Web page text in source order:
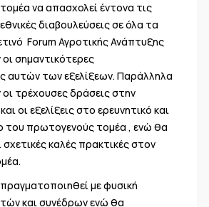
να απασχολεί έντονα τις
διαβουλεύσεις σε όλα τα
Forum Αγροτικής Ανάπτυξης
σημαντικότερες
αυτών των εξελίξεων. Παράλληλα
τρέχουσες δράσεις στην
οι εξελίξεις στο ερευνητικό και
του πρωτογενούς τομέα , ενώ θα
σχετικές καλές πρακτικές στον
με φυσική
και συνέδρων ενώ θα